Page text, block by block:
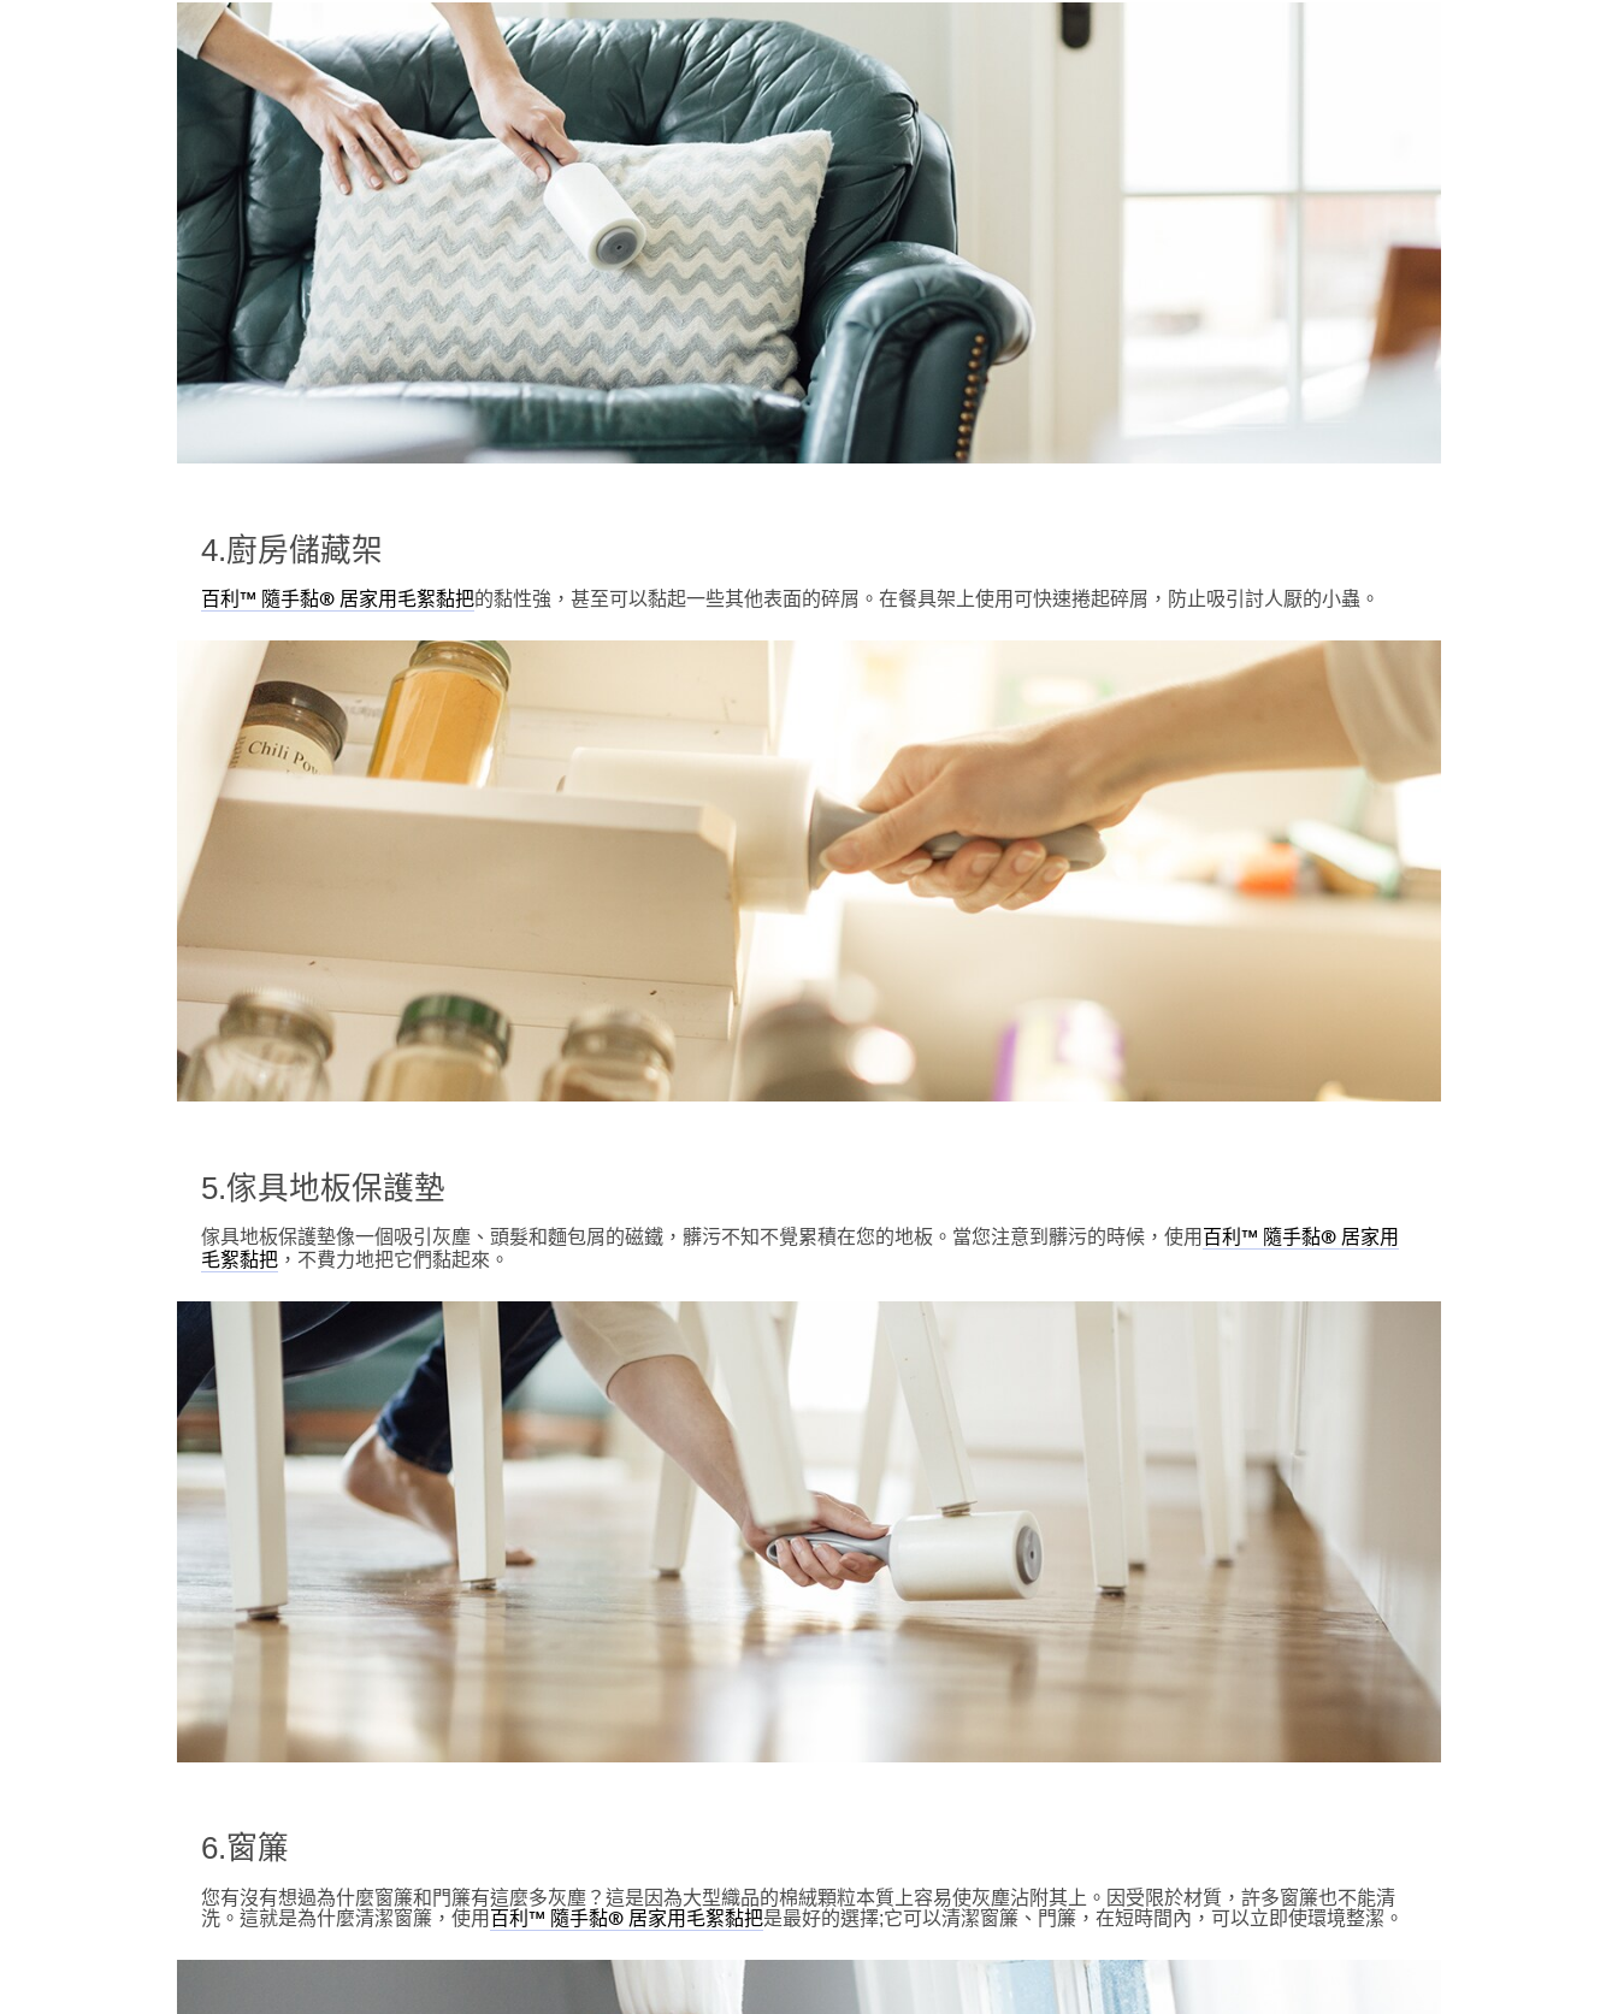
4.廚房儲藏架
百利™ 隨手黏® 居家用毛絮黏把的黏性強，甚至可以黏起一些其他表面的碎屑。在餐具架上使用可快速捲起碎屑，防止吸引討人厭的小蟲。
5.傢具地板保護墊
傢具地板保護墊像一個吸引灰塵、頭髮和麵包屑的磁鐵，髒污不知不覺累積在您的地板。當您注意到髒污的時候，使用 百利™ 隨手黏® 居家用
毛絮黏把 ，不費力地把它們黏起來。
6.窗簾
您有沒有想過為什麼窗簾和門簾有這麼多灰塵？這是因為大型織品的棉絨顆粒本質上容易使灰塵沾附其上。因受限於材質，許多窗簾也不能清
洗。這就是為什麼清潔窗簾，使用 百利™ 隨手黏® 居家用毛絮黏把是最好的選擇;它可以清潔窗簾、門簾，在短時間內，可以立即使環境整潔。